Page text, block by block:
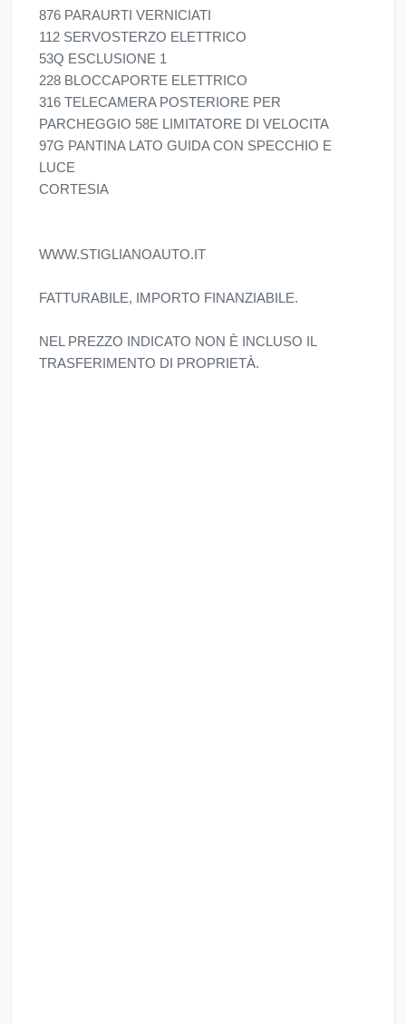
876 PARAURTI VERNICIATI
112 SERVOSTERZO ELETTRICO
53Q ESCLUSIONE 1
228 BLOCCAPORTE ELETTRICO
316 TELECAMERA POSTERIORE PER
PARCHEGGIO 58E LIMITATORE DI VELOCITA
97G PANTINA LATO GUIDA CON SPECCHIO E
LUCE
CORTESIA
WWW.STIGLIANOAUTO.IT
FATTURABILE, IMPORTO FINANZIABILE.
NEL PREZZO INDICATO NON È INCLUSO IL
TRASFERIMENTO DI PROPRIETÀ.